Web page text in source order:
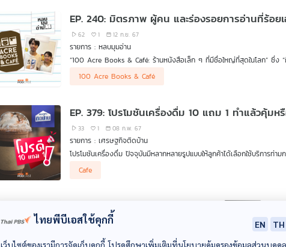
EP. 240: มิตรภาพ ผู้คน และร่องรอยการอ่านที่ร้อย
62 1 12 ก.ย. 67
รายการ : หลบมุมอ่าน
“100 Acre Books & Café: ร้านหนังสือเล็ก ๆ ที่มีชื่อใหญ่ที่สุดในโลก” ซึ่ง
หนังสือ เพราะที่นี่ยังมีมิตรภาพ ผู้คน และร่องรอยการอ่านของทั้งคู่
#หลบมุมอ่าน จะพาผู้ฟังเดินเข้าไปทำความรู้จักกับพิพิธภัณฑ์การอ่านในห้อง
ออกแบบกิจกรรมอย่างสม่ำเสมอเพื่อให้ร้านเป็นพื้นที่ทางความคิด แลกเปลี่
100 Acre Books & Café
EP. 379: โปรโมชันเครื่องดื่ม 10 แถม 1 ทำแล้วคุ้มห
33 1 08 ก.พ. 67
รายการ : เศรษฐกิจติดบ้าน
โปรโมชันเครื่องดื่ม ปัจจุบันมีหลากหลายรูปแบบให้ลูกค้าได้เลือกใช้บริการท่
ศักดิ์ สกุลวัชรอนันต์ เล่าให้ฟังในรายการ เศรษฐกิจติดบ้าน ค่ะ
Cafe
EP. 336: อนาคตกาแฟพิเศษของไทย
21 0
ไทยพีบีเอสใช้คุกกี้ EN
TH
เว็บไซต์ของเรามีการจัดเก็บคุกกี้ โปรดศึกษาเพิ่มเติมที่นโยบายคุ้มครองข้อมูลส่วนบุคคล